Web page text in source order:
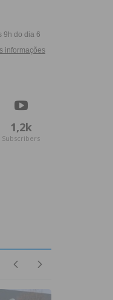
1,2k
Subscribers